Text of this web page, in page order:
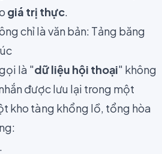
giá trị thực.
chỉ là văn bản: Tảng băng
là "dữ liệu hội thoại" không
được lưu lại trong một
kho tàng khổng lồ, tổng hòa